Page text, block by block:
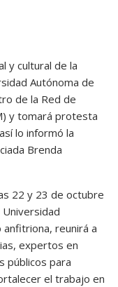
y cultural de la
Autónoma de
de la Red de
y tomará protesta
lo informó la
Brenda
22 y 23 de octubre
Universidad
reunirá a
expertos en
públicos para
el trabajo en